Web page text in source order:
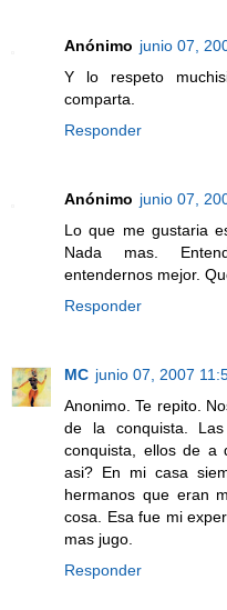
Anónimo junio 07,
Y lo respeto
comparta.
Responder
Anónimo junio 07,
Lo que me gustaria
Nada mas.
entendernos mejor.
Responder
MC junio 07, 2007
Anonimo. Te repito.
de la conquista.
conquista, ellos de a
asi? En mi casa
hermanos que eran
cosa. Esa fue mi
mas jugo.
Responder